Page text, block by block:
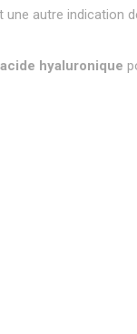
une autre indication
hyaluronique